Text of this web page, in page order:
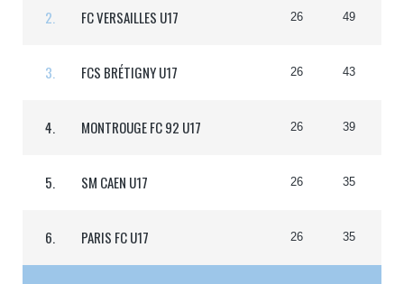
2. FC VERSAILLES U17 26 49
3. FCS BRÉTIGNY U17 26 43
4. MONTROUGE FC 92 U17 26 39
5. SM CAEN U17 26 35
6. PARIS FC U17 26 35